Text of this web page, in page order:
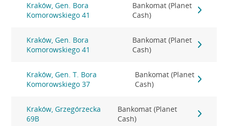
Kraków, Gen. Bora
Komorowskiego 41
Bankomat (Planet
Cash)
Kraków, Gen. Bora
Komorowskiego 41
Bankomat (Planet
Cash)
Kraków, Gen. T. Bora
Komorowskiego 37
Bankomat (Planet
Cash)
Kraków, Grzegórzecka
69B
Bankomat (Planet
Cash)